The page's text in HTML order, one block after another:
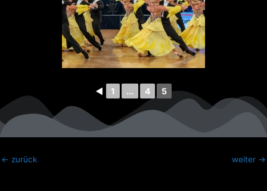
◄ 1 ... 4 5
← zurück weiter →